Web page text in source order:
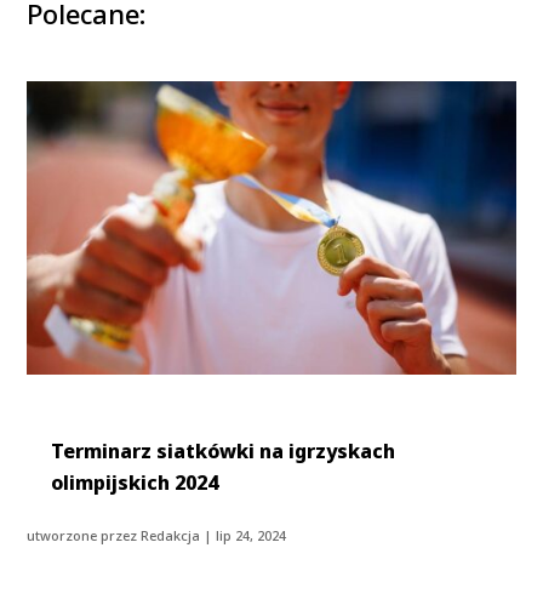
Polecane:
Terminarz siatkówki na igrzyskach
olimpijskich 2024
utworzone przezRedakcja |lip 24, 2024